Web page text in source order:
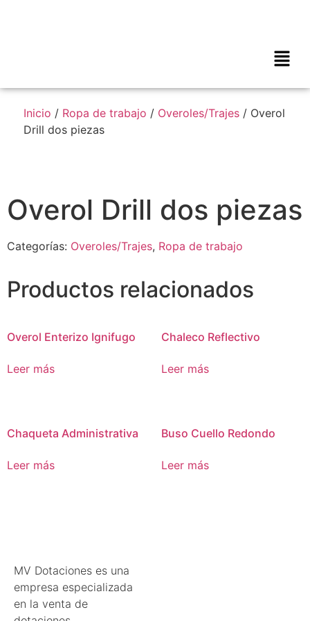
Inicio / Ropa de trabajo / Overoles/Trajes / Overol
Drill dos piezas
Overol Drill dos piezas
Categorías: Overoles/Trajes, Ropa de trabajo
Productos relacionados
Overol Enterizo Ignifugo
Leer más
Chaleco Reflectivo
Leer más
Chaqueta Administrativa
Leer más
Buso Cuello Redondo
Leer más
MV Dotaciones es una
empresa especializada
en la venta de